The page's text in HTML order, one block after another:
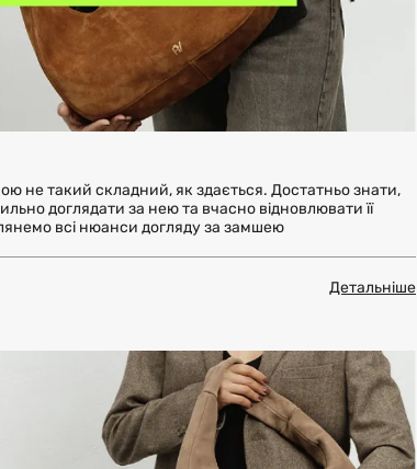
не такий складний, як здається. Достатньо знати,
доглядати за нею та вчасно відновлювати її
всі нюанси догляду за замшею
Детальніше